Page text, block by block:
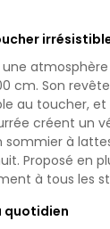
cm. Son
au toucher,
créent un
à
Proposé en
à tous les
quotidien